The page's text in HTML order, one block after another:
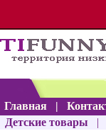
Главная
|
Детские товары
|